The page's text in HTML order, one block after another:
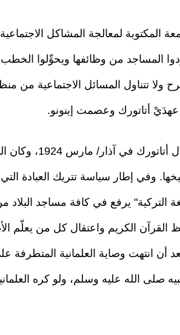
المكتوبة لمعالجة المشاكل
المساجد من وظائفها ويحوِّلوا الخطب
ولا تتناول المسائل الاجتماعية من
عهدَيْ أتاتورك وعصمت إينونو.
رئاسة الشؤون الدينية
وفي إطار سياسة تتريك العبادة التي
القرآن الكريم واعتقال كل من يعلّم
أن انتهت وصاية العلمانية المتطرفة
صلى الله عليه وسلم، ولو كره